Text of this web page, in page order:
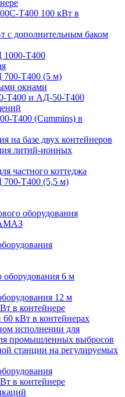
Т400 100 кВт в
с дополнительным баком
Т400
Т400 (5 м)
окнами
Т400 и АД-50-Т400
Т400 (Cummins) в
на базе двух контейнеров
литий-ионных
частного коттеджа
Т400 (5,5 м)
оборудования
оборудования 6 м
12 м
в контейнере
кВт в контейнерах
исполнении для
промышленных выбросов
станции на регулируемых
в контейнере